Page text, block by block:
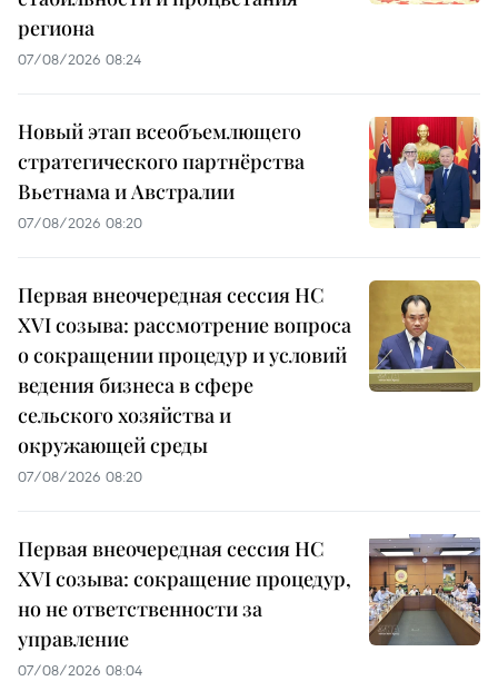
региона
07/08/2026 08:24
Новый этап всеобъемлющего
стратегического партнёрства
Вьетнама и Австралии
07/08/2026 08:20
Первая внеочередная сессия НС
XVI созыва: рассмотрение вопроса
о сокращении процедур и условий
ведения бизнеса в сфере
сельского хозяйства и
окружающей среды
07/08/2026 08:20
Первая внеочередная сессия НС
XVI созыва: сокращение процедур,
но не ответственности за
управление
07/08/2026 08:04